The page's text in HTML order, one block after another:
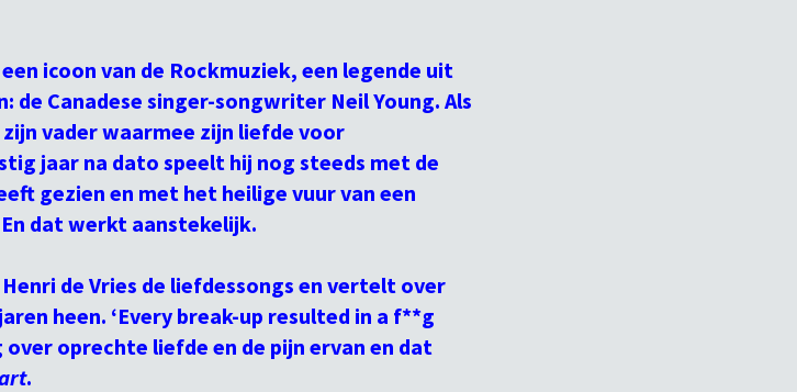
icoon van de Rockmuziek, een legende uit
Canadese singer-songwriter Neil Young. Als
vader waarmee zijn liefde voor
jaar na dato speelt hij nog steeds met de
gezien en met het heilige vuur van een
dat werkt aanstekelijk.
de Vries de liefdessongs en vertelt over
heen. ‘Every break-up resulted in a f**g
oprechte liefde en de pijn ervan en dat
.
Inzoomen